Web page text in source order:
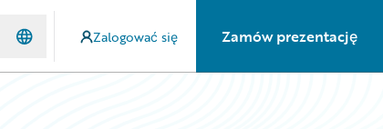
Zalogować się Zamów prezentację